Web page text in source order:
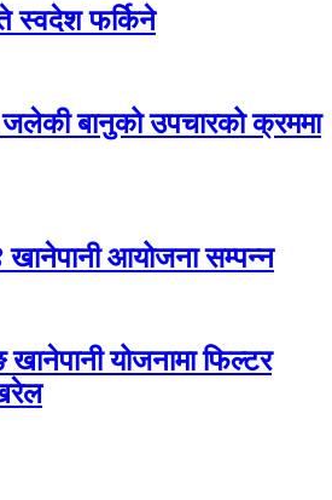
स्वदेश फर्किने
बानुको उपचारको क्रममा
खानेपानी आयोजना सम्पन्न
खानेपानी योजनामा फिल्टर